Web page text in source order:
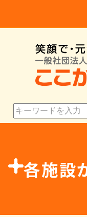
各施設